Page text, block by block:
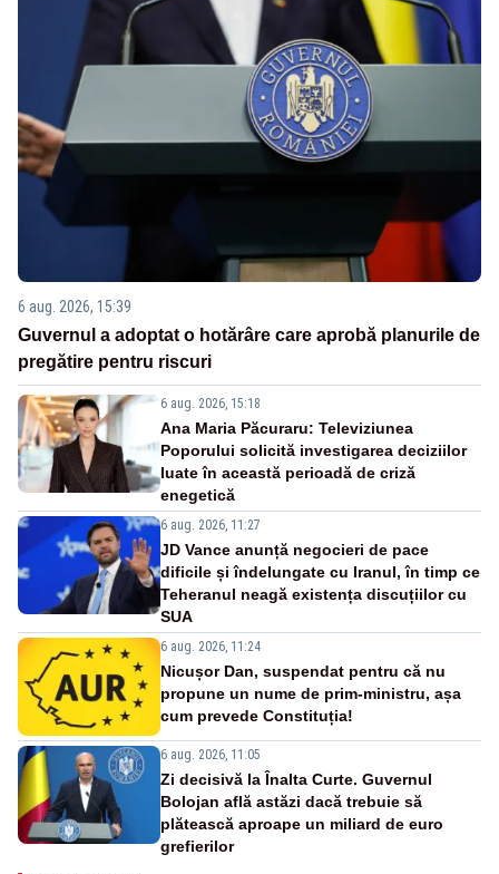
6 aug. 2026, 15:39
Guvernul a adoptat o hotărâre care aprobă planurile de
pregătire pentru riscuri
6 aug. 2026, 15:18
Ana Maria Păcuraru: Televiziunea
Poporului solicită investigarea deciziilor
luate în această perioadă de criză
enegetică
6 aug. 2026, 11:27
JD Vance anunță negocieri de pace
dificile și îndelungate cu Iranul, în timp ce
Teheranul neagă existența discuțiilor cu
SUA
6 aug. 2026, 11:24
Nicușor Dan, suspendat pentru că nu
propune un nume de prim-ministru, așa
cum prevede Constituția!
6 aug. 2026, 11:05
Zi decisivă la Înalta Curte. Guvernul
Bolojan află astăzi dacă trebuie să
plătească aproape un miliard de euro
grefierilor